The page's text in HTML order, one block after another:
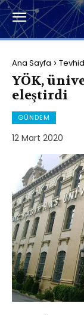
Ana Sayfa Tevhid
YÖK,
eleştirdi
GÜNDEM
12 Mart 2020